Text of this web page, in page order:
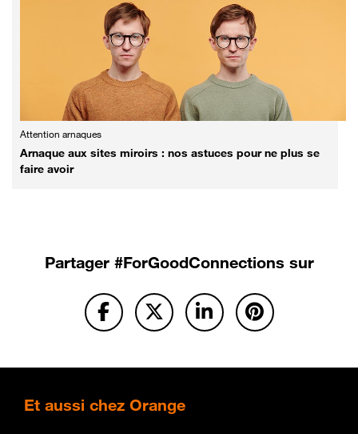
Attention arnaques
Arnaque aux sites miroirs : nos astuces pour ne plus se
faire avoir
Partager#ForGoodConnections sur
Et aussi chez Orange